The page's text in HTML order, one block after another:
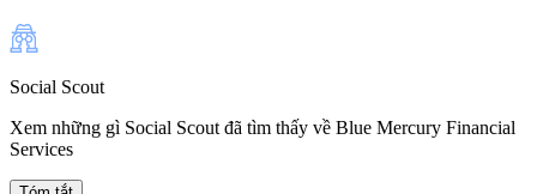
Social Scout
Xem những gì Social Scout đã tìm thấy về Blue Mercury Financial
Services